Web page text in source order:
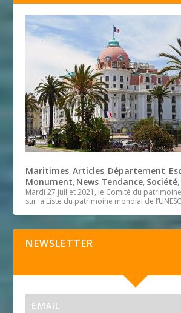
Maritimes,Articles, Département,
Monument, News Tendance, Société,
Mardi 27 juillet 2021, le Comité du
sur la Liste du patrimoine mondial de
NEWSLETTER